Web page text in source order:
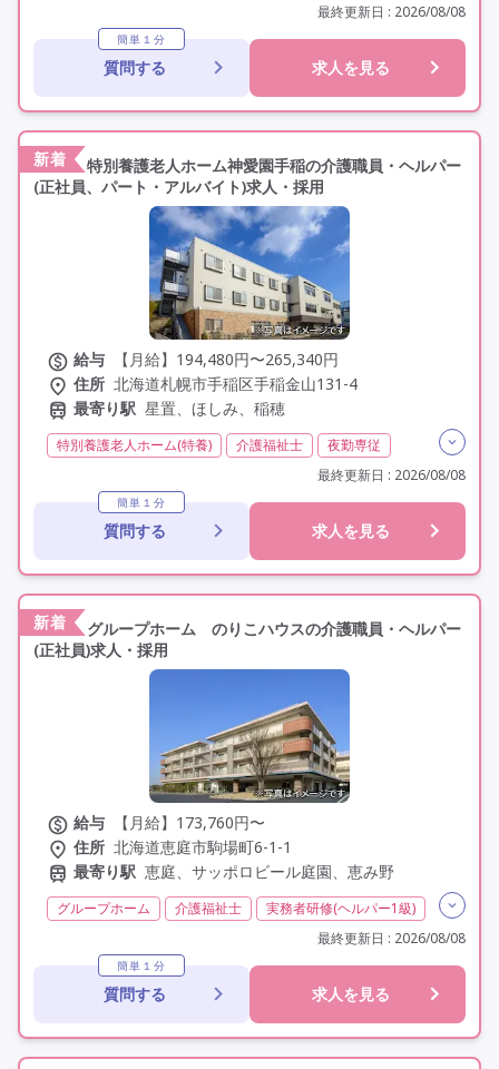
日勤のみ
夜勤なし
残業月20時間以内
残業ほぼなし 常勤
非常勤
社会保険完備
交通費支給
年間休日110日以上
車通勤可
最終更新日 : 2026/08/08
簡単１分
質問する 求人を見る
新着
特別養護老人ホーム神愛園手稲の介護職員・ヘルパー
(正社員、パート・アルバイト)求人・採用
給与
【月給】194,480円〜265,340円
住所 北海道札幌市手稲区手稲金山131-4
最寄り駅 星置、ほしみ、稲穂
特別養護老人ホーム(特養) 介護福祉士
夜勤専従
常勤
非常勤
社会保険完備
交通費支給
託児所・保育支援あり
年間休日110日以上
学歴不問
定年60歳以上
最終更新日 : 2026/08/08
簡単１分
質問する 求人を見る
新着
グループホーム のりこハウスの介護職員・ヘルパー
(正社員)求人・採用
給与
【月給】173,760円〜
住所 北海道恵庭市駒場町6-1-1
最寄り駅 恵庭、サッポロビール庭園、恵み野
グループホーム 介護福祉士
実務者研修(ヘルパー1級)
夜勤専従
残業月20時間以内
残業ほぼなし
常勤
社会保険完備
交通費支給
定年60歳以上
最終更新日 : 2026/08/08
簡単１分
質問する 求人を見る